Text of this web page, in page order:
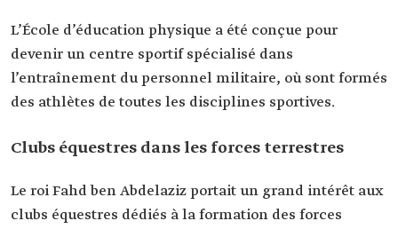
L’École d’éducation physique a été conçue pour
devenir un centre sportif spécialisé dans
l’entraînement du personnel militaire, où sont formés
des athlètes de toutes les disciplines sportives.
Clubs équestres dans les forces terrestres
Le roi Fahd ben Abdelaziz portait un grand intérêt aux
clubs équestres dédiés à la formation des forces